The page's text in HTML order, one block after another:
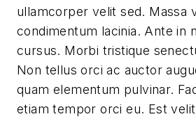
ullamcorper velit sed. Massa
condimentum lacinia. Ante in
cursus. Morbi tristique
Non tellus orci ac auctor
quam elementum pulvinar.
etiam tempor orci eu. Est